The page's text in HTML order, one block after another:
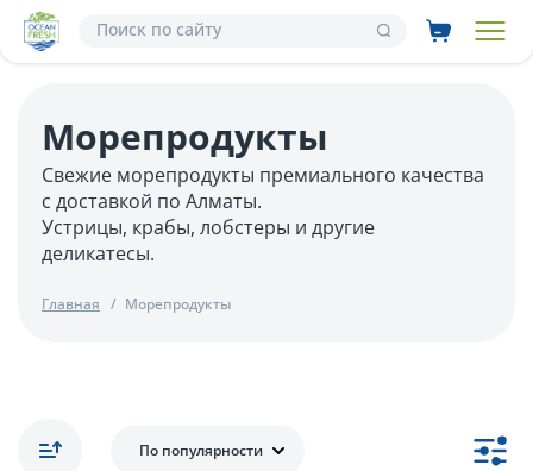
Морепродукты
Свежие морепродукты премиального качества
с доставкой по Алматы.
Устрицы, крабы, лобстеры и другие
деликатесы.
Главная Морепродукты